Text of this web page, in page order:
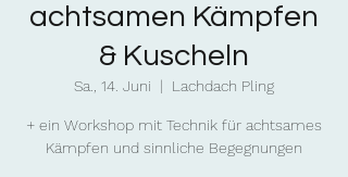
achtsamen Kämpfen
& Kuscheln
Sa., 14. Juni
  |
Lachdach Pling
+ ein Workshop mit Technik für achtsames
Kämpfen und sinnliche Begegnungen